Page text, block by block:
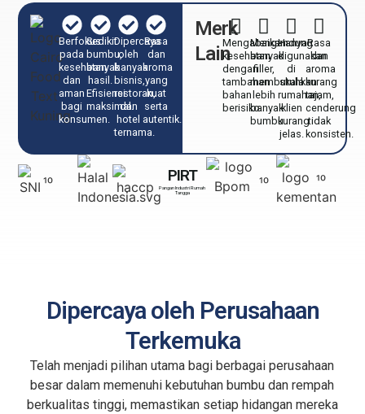
Berfokus
pada
kesehatan
dan
aman
bagi
konsumen.
Sedikit
bumbu,
banyak
hasil.
Efisiensi
maksimal.​
Dipercaya
oleh
banyak
bisnis,
restoran,
dan
hotel
ternama.
Rasa
dan
aroma
yang
kuat
serta
autentik.
Merk
LainMengabaikan
kesehatan
dengan
tambahan
bahan
berisiko.
Mengandung
banyak
filler,
membutuhkan
lebih
banyak
bumbu.
Hanya
digunakan
di
skala
rumahan,
klien
kurang
jelas.
Rasa
dan
aroma
kurang
tajam,
cenderung
tidak
konsisten.
¹⁰ PIRT
Pangan Industri Rumah
Tangga
¹⁰ ¹⁰
Dipercaya oleh Perusahaan
Terkemuka
Telah menjadi pilihan utama bagi berbagai perusahaan
besar dalam memenuhi kebutuhan bumbu dan rempah
berkualitas tinggi, memastikan setiap hidangan mereka